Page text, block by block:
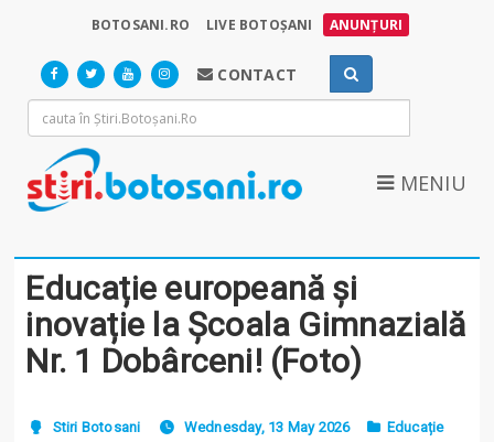
BOTOSANI.RO LIVE BOTOȘANI ANUNȚURI
CONTACT
MENIU
Educație europeană și
inovație la Școala Gimnazială
Nr. 1 Dobârceni! (Foto)
Stiri Botosani Wednesday, 13 May 2026 Educație